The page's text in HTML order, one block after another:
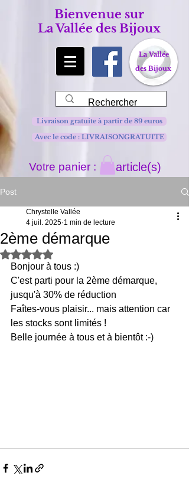
Bienvenue sur
La Vallée des Bijoux
La Vallée
des Bijoux
Avec le code : LIVRAISONGRATUITE
Livraison gratuite à partir de 89 euros
Votre panier : article(s)
Post
2ème démarque
Chrystelle Vallée
4 juil. 2025 1 min de lecture
Noté NaN étoiles sur 5.
Bonjour à tous :)
C'est parti pour la 2ème démarque,
jusqu'à 30% de réduction
Faîtes-vous plaisir... mais attention car
les stocks sont limités !
Belle journée à tous et à bientôt :-)